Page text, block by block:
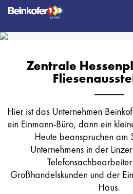
Zentrale
Hier ist das Unternehmen
ein Einmann-Büro, dann ein
Heute beanspruchen am
Unternehmens in der
Großhandelskunden und der
Haus.